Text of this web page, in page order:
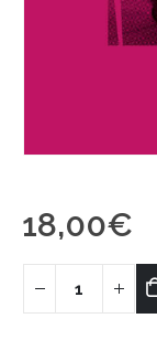
18,00€